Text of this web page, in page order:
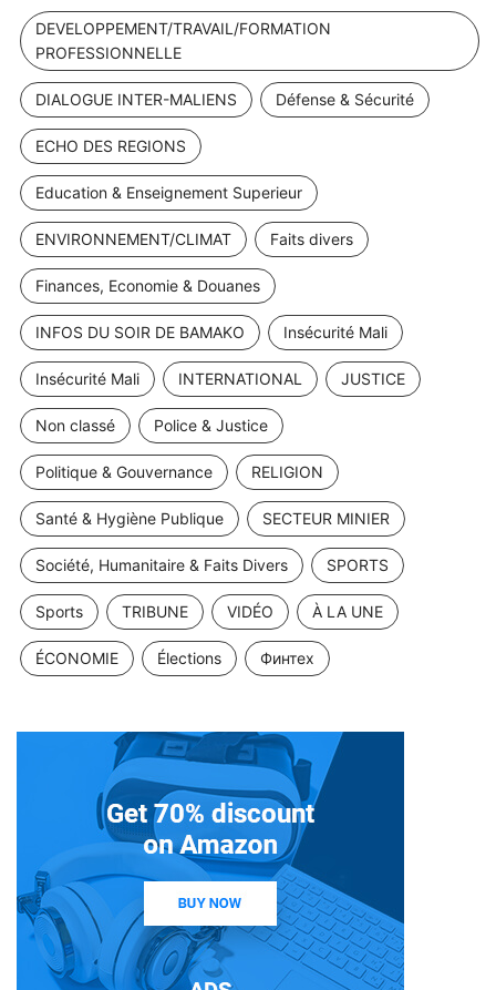
DEVELOPPEMENT/TRAVAIL/FORMATION
PROFESSIONNELLE
DIALOGUE INTER-MALIENS Défense & Sécurité
ECHO DES REGIONS
Education & Enseignement Superieur
ENVIRONNEMENT/CLIMAT Faits divers
Finances, Economie & Douanes
INFOS DU SOIR DE BAMAKO Insécurité Mali
Insécurité Mali INTERNATIONAL JUSTICE
Non classé Police & Justice
Politique & Gouvernance RELIGION
Santé & Hygiène Publique SECTEUR MINIER
Société, Humanitaire & Faits Divers SPORTS
Sports TRIBUNE VIDÉO À LA UNE
ÉCONOMIE Élections Финтех